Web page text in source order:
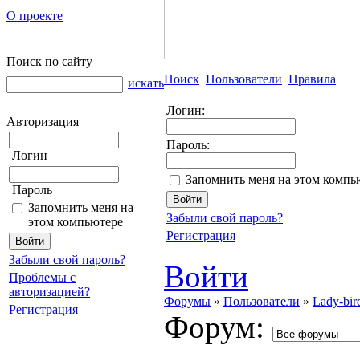
О проекте
Поиск по сайту
искать
Авторизация
Логин
Пароль
Запомнить меня на
этом компьютере
Забыли свой пароль?
Проблемы с
авторизацией?
Регистрация
Поиск Пользователи Правила
Логин:
Пароль:
Запомнить меня на этом
Забыли свой пароль?
Регистрация
Войти
Форумы » Пользователи » Lady-
Форум: